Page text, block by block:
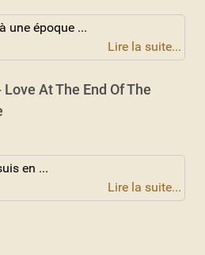
une époque ...
Lire la suite...
Love At The End Of The
en ...
Lire la suite...